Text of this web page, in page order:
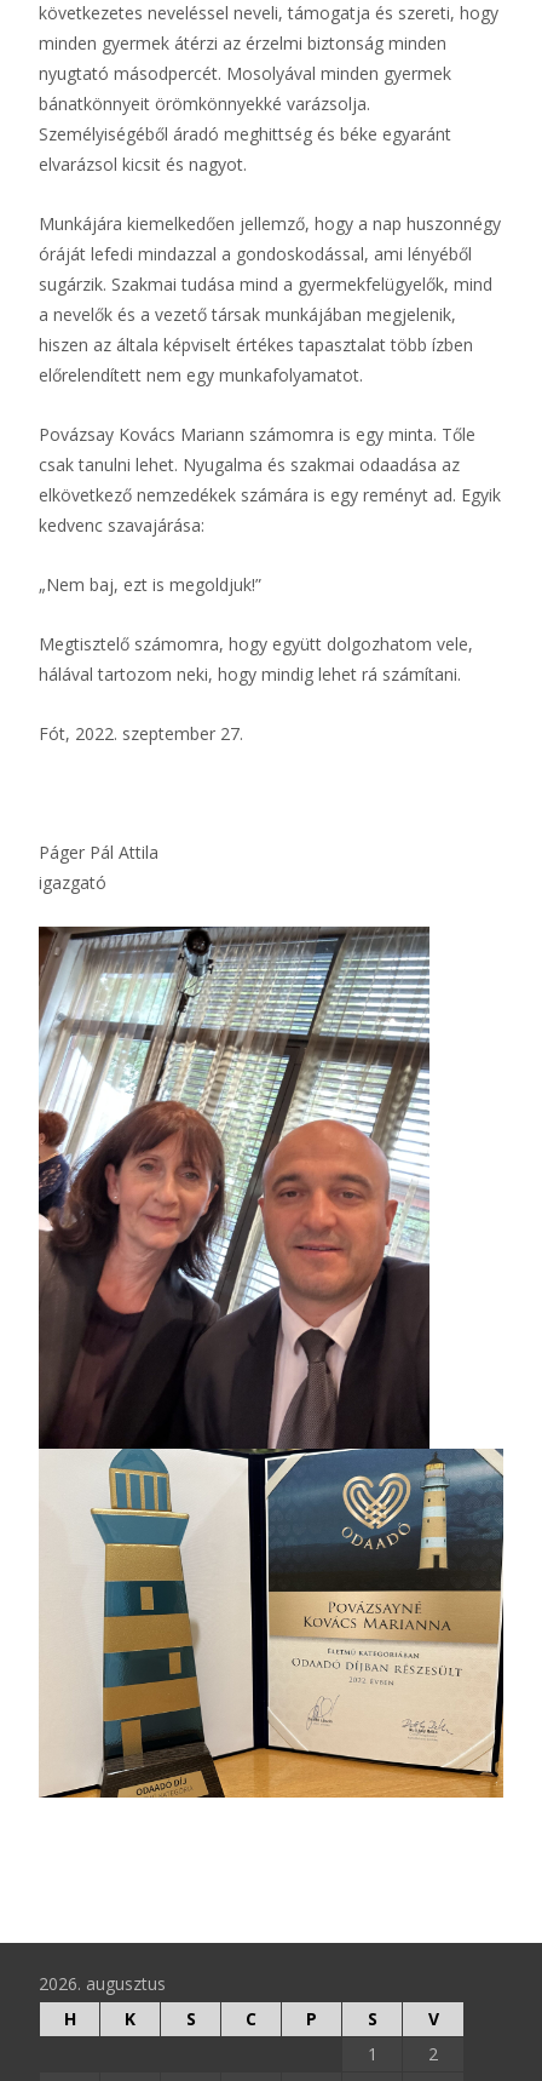
következetes neveléssel neveli, támogatja és szereti, hogy
minden gyermek átérzi az érzelmi biztonság minden
nyugtató másodpercét. Mosolyával minden gyermek
bánatkönnyeit örömkönnyekké varázsolja.
Személyiségéből áradó meghittség és béke egyaránt
elvarázsol kicsit és nagyot.
Munkájára kiemelkedően jellemző, hogy a nap huszonnégy
óráját lefedi mindazzal a gondoskodással, ami lényéből
sugárzik. Szakmai tudása mind a gyermekfelügyelők, mind
a nevelők és a vezető társak munkájában megjelenik,
hiszen az általa képviselt értékes tapasztalat több ízben
előrelendített nem egy munkafolyamatot.
Povázsay Kovács Mariann számomra is egy minta. Tőle
csak tanulni lehet. Nyugalma és szakmai odaadása az
elkövetkező nemzedékek számára is egy reményt ad. Egyik
kedvenc szavajárása:
„Nem baj, ezt is megoldjuk!”
Megtisztelő számomra, hogy együtt dolgozhatom vele,
hálával tartozom neki, hogy mindig lehet rá számítani.
Fót, 2022. szeptember 27.
Páger Pál Attila
igazgató
2026. augusztus
H
K S C P S
V
1
2